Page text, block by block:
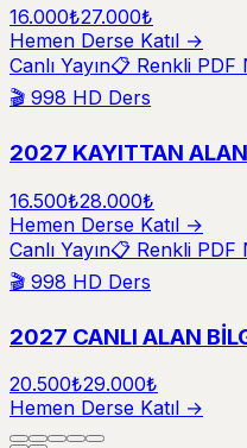
16.000₺27.000₺
Hemen Derse Katıl →
Canlı Yayın📋 Renkli PDF
🎬 998 HD Ders
2027 KAYITTAN ALAN
16.500₺28.000₺
Hemen Derse Katıl →
Canlı Yayın📋 Renkli PDF
🎬 998 HD Ders
2027 CANLI ALAN
20.500₺29.000₺
Hemen Derse Katıl →